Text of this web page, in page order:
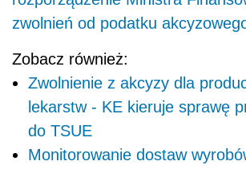
zwolnień od podatku
Zobacz również:
Zwolnienie z akcyzy dla
lekarstw - KE kieruje sprawę
do TSUE
Monitorowanie dostaw